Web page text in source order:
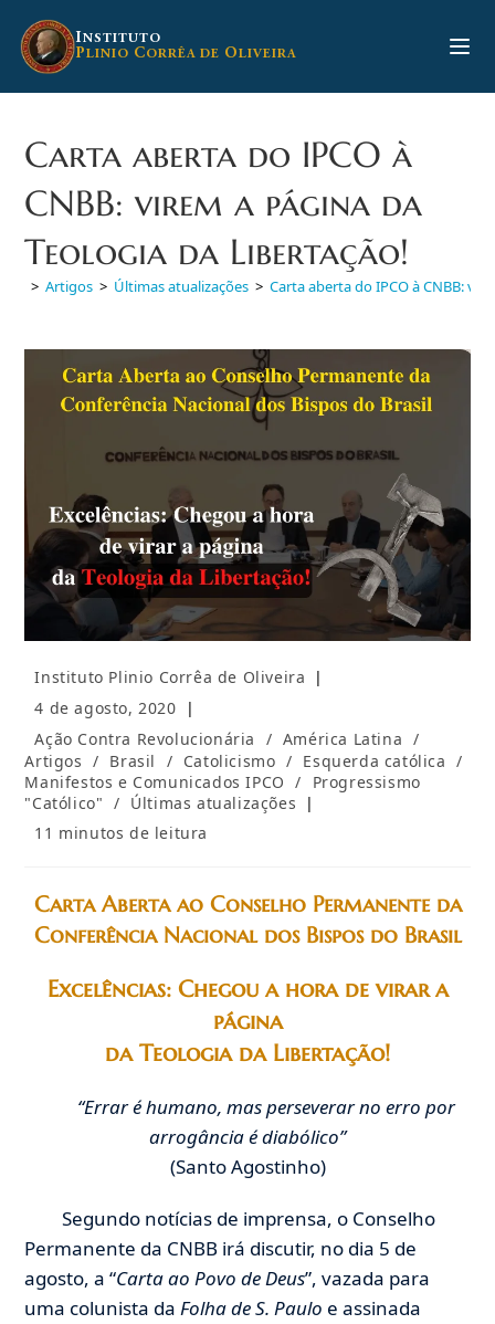
para
INSTITUTO
PLINIO CORRÊA DE OLIVEIRA
Carta aberta do IPCO à
CNBB: virem a página da
Teologia da Libertação!
> Artigos > Últimas atualizações > Carta aberta do IPCO à CNBB:
Autor
post:
Instituto Plinio Corrêa de Oliveira
Post
publicado:
4 de agosto, 2020
Categoria
do
post:
Ação Contra Revolucionária / América Latina /
Artigos / Brasil / Catolicismo / Esquerda católica /
Manifestos e Comunicados IPCO
/
Progressismo
"Católico" / Últimas atualizações
Tempo
11 minutos de leitura
Carta Aberta ao Conselho Permanente da
Conferência Nacional dos Bispos do Brasil
Excelências: Chegou a hora de virar a
página
da Teologia da Libertação!
“Errar é humano, mas perseverar no erro por
arrogância é diabólico”
(Santo Agostinho)
Segundo notícias de imprensa, o Conselho
Permanente da CNBB irá discutir, no dia 5 de
agosto, a “Carta ao Povo de Deus”, vazada para
uma colunista daFolha de S. Paulo e assinada